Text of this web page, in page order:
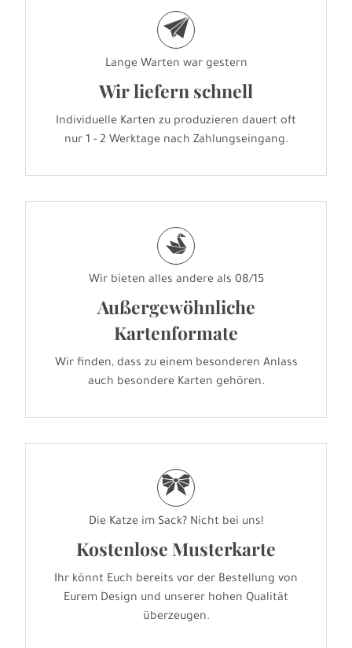
e
Lange Warten war gestern
Wir liefern schnell
Individuelle Karten zu produzieren dauert oft
nur 1 - 2 Werktage nach Zahlungseingang.
s
Wir bieten alles andere als 08/15
Außergewöhnliche
Kartenformate
Wir finden, dass zu einem besonderen Anlass
auch besondere Karten gehören.
r
Die Katze im Sack? Nicht bei uns!
Kostenlose Musterkarte
Ihr könnt Euch bereits vor der Bestellung von
Eurem Design und unserer hohen Qualität
überzeugen.